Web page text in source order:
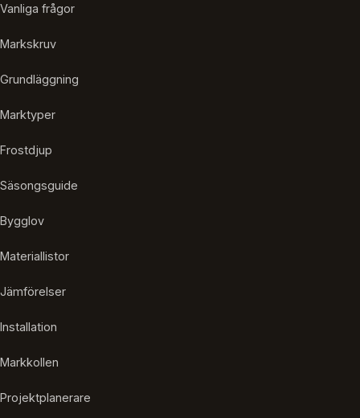
Vanliga frågor
Markskruv
Grundläggning
Marktyper
Frostdjup
Säsongsguide
Bygglov
Materiallistor
Jämförelser
Installation
Markkollen
Projektplanerare